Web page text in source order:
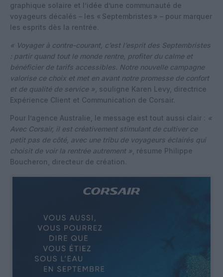
graphique solaire et l’idée d’une communauté de
voyageurs décalés – les « Septembristes » – pour marquer
les esprits dès la rentrée.
« Voyager à contre-courant, c’est l’esprit des Septembristes
: partir quand tout le monde rentre, profiter du calme et
bénéficier de tarifs accessibles. Notre nouvelle campagne
valorise ce choix et met en avant notre promesse de confort
et de qualité de service », souligne Karen Levy, directrice
Expérience Client et Communication de Corsair.
Pour l’agence Australie, le message est tout aussi clair : «
Avec Corsair, il est créativement stimulant de cultiver ce
petit pas de côté, avec une tribu de voyageurs éclairés qui
choisit de voir la rentrée autrement » , résume Philippe
Boucheron, directeur de création.